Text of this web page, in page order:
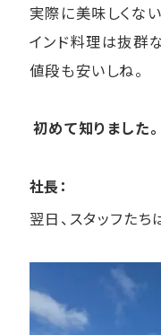
実際に美味しくな
インド料理は抜群
値段も安いしね。
初めて知りました。
社長：
翌日、スタッフたち